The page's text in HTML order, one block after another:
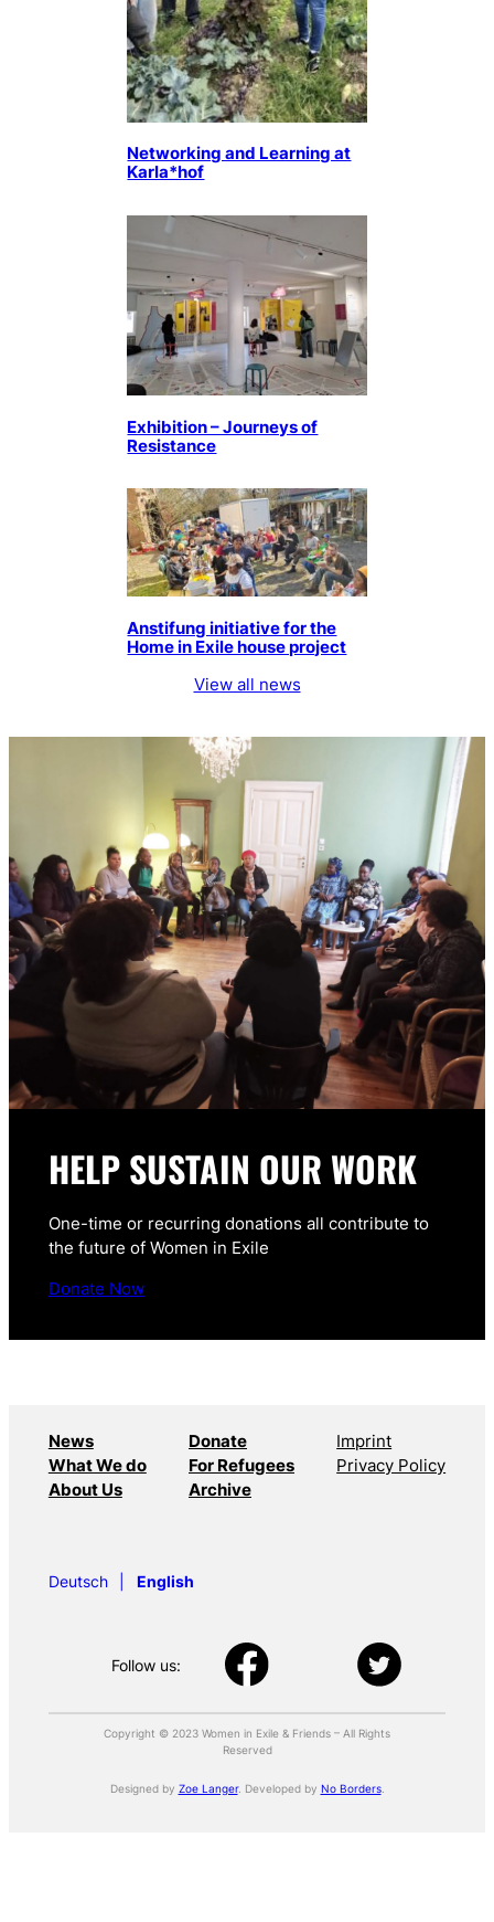
Networking and Learning at
Karla*hof
Exhibition – Journeys of
Resistance
Anstifung initiative for the
Home in Exile house project
View all news
HELP SUSTAIN OUR WORK
One-time or recurring donations all contribute to
the future of Women in Exile
Donate Now
News
What We do
About Us
Donate
For Refugees
Archive
Imprint
Privacy Policy
Deutsch English
Follow us:
Copyright © 2023 Women in Exile & Friends – All Rights
Reserved
Designed by Zoe Langer. Developed by No Borders.